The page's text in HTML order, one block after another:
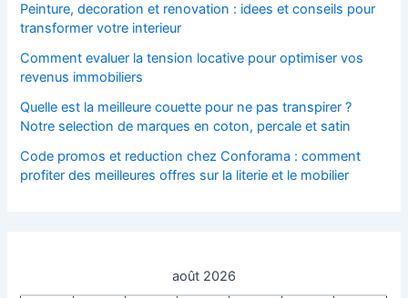
Peinture, decoration et renovation : idees et conseils pour
transformer votre interieur
Comment evaluer la tension locative pour optimiser vos
revenus immobiliers
Quelle est la meilleure couette pour ne pas transpirer ?
Notre selection de marques en coton, percale et satin
Code promos et reduction chez Conforama : comment
profiter des meilleures offres sur la literie et le mobilier
août 2026